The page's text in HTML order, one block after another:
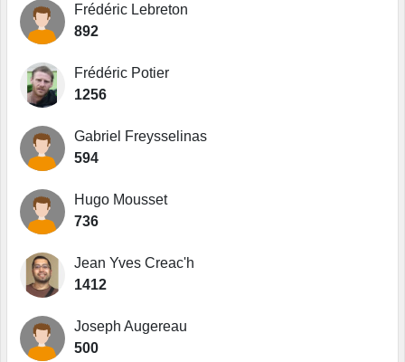
Frédéric Lebreton
892
Frédéric Potier
1256
Gabriel Freysselinas
594
Hugo Mousset
736
Jean Yves Creac'h
1412
Joseph Augereau
500